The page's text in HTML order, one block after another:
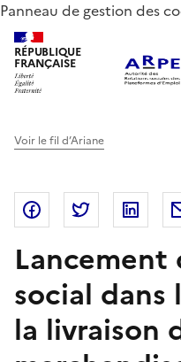
Panneau de gestion des
RÉPUBLIQUE
FRANÇAISE
Voir le fil d’Ariane
Partager surPartager
Lancement
social dans
la livraison